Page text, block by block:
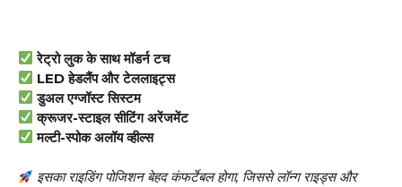
रेट्रो लुक के साथ मॉडर्न टच
LED हेडलैंप और टेललाइट्स
डुअल एग्जॉस्ट सिस्टम
क्रूजर-स्टाइल सीटिंग अरेंजमेंट
मल्टी-स्पोक अलॉय व्हील्स
इसका राइडिंग पोजिशन बेहद कंफर्टेबल होगा, जिससे लॉन्ग राइड्स और